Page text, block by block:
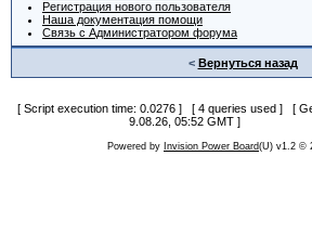
Регистрация нового пользователя
Наша документация помощи
Связь с Администратором форума
< Вернуться назад
[ Script execution time: 0.0276 ] [ 4 queries used ] [
9.08.26, 05:52 GMT ]
Powered by Invision Power Board(U) v1.2 ©